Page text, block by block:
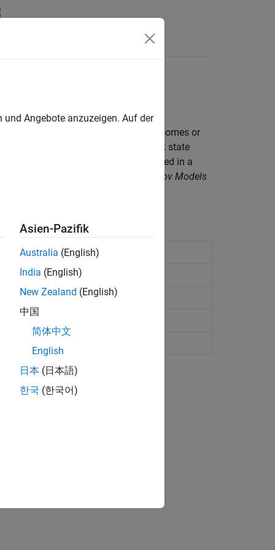
generate random sequences of outcomes or
by being memoryless—their next state
Models of Markov processes are used in a
Hidden Markov Models
and states
Angebote anzuzeigen. Auf der
Asien-Pazifik
Australia (English)
India (English)
New Zealand (English)
中国
简体中文
English
日本 (日本語)
한국 (한국어)